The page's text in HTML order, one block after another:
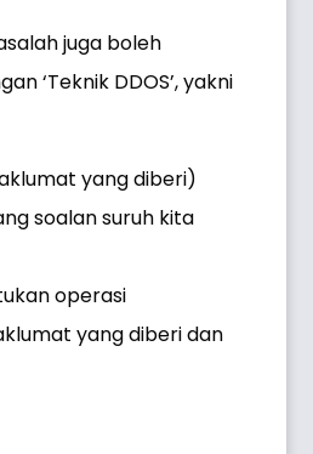
juga boleh
‘Teknik DDOS’, yakni
yang diberi)
soalan suruh kita
operasi
yang diberi dan